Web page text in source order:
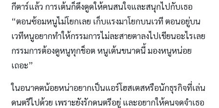
กีตาร์แล้ว การเต้นก็ดึงดูดให้คนสนใจและสนุกไปกับเธอ
“ตอนซ้อมหนูไม่โยกเลย เก็บแรงมาโยกบนเวที ตอนอยู่บน
เวทีหนูอยากทำให้กรรมการไม่ละสายตาลงไปเขียนอะไรเลย
กรรมการต้องดูหนูทุกช็อต หนูเต้นขนาดนี้ มองหนูหน่อย
เถอะ”
ในอนาคตน้อยหน่าอยากเป็นแอร์โฮสเตสหรือนักธุรกิจที่เล่น
ดนตรีไปด้วย เพราะยังรักดนตรีอยู่ และอยากให้คนจดจำเธอ